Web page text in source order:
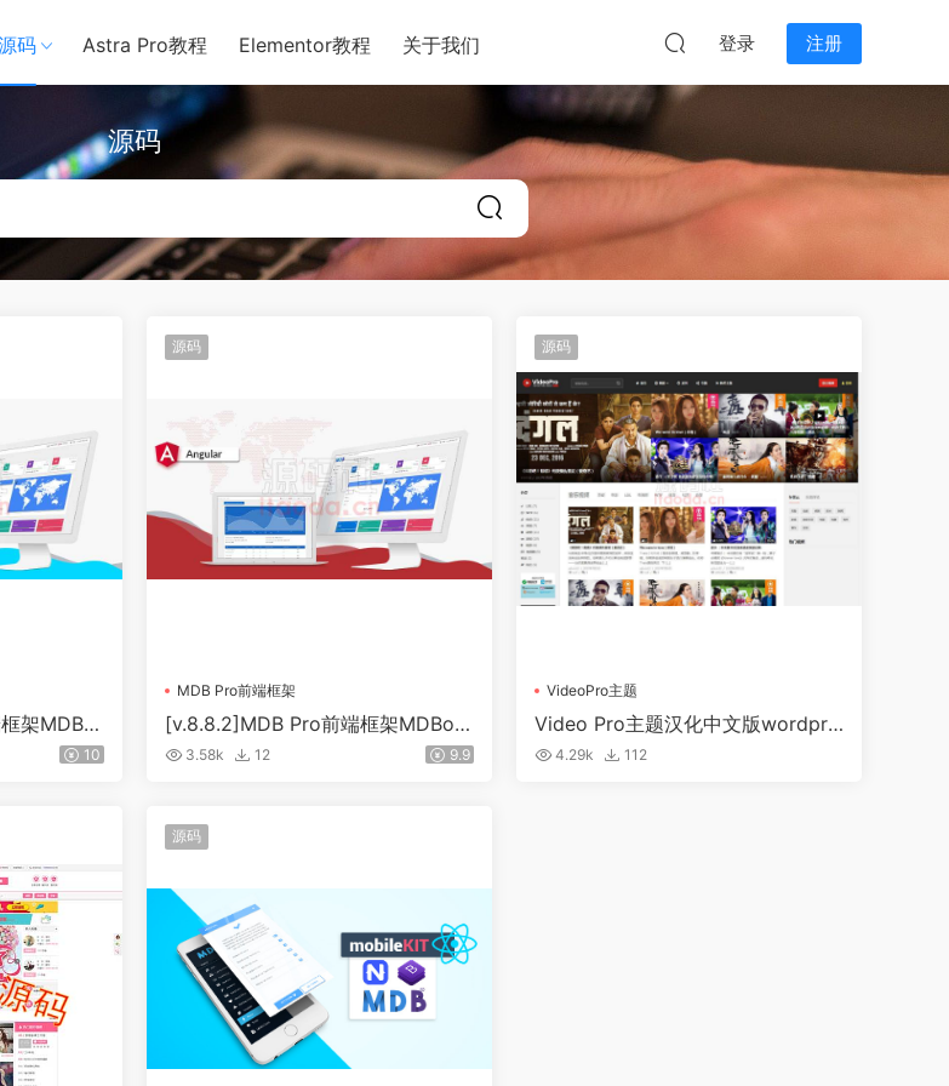
码 Astra Pro教程 Elementor教程 关于我们 登录 注册
源码
架MDBo
10
源码
MDB Pro前端框架
[v.8.8.2]MDB Pro前端框架MDBoot
strap Pro Angular专业版
3.58k 12 9.9
源码
VideoPro主题
Video Pro主题汉化中文版wordpre
ss主题带数据
4.29k 112
源码